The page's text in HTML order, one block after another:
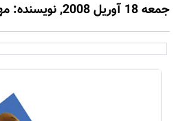
جمعه 18 آوريل 2008, نويسنده: مهدی نیک آیین